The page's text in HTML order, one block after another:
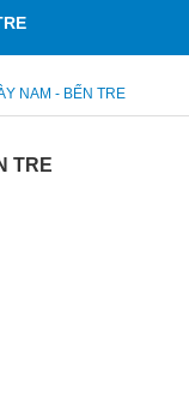
NAM - BẾN TRE
TRE